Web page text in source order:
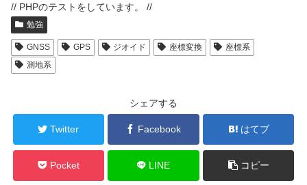
// PHPのテストをしています。 //
勉強
GNSS GPS ジオイド 座標変換
座標系
測地系
シェアする
Twitter Facebook はてブ
Pocket LINE コピー